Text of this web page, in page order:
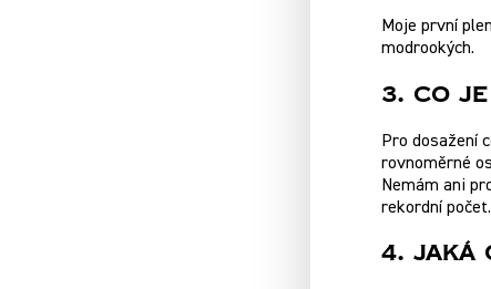
Moje první
modrookých.
3. Co
Pro dosažení
rovnoměrné
Nemám ani
rekordní počet.
4. Jaká